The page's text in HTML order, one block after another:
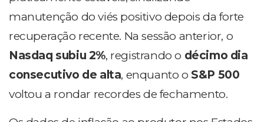
manutenção do viés positivo depois da forte
recuperação recente. Na sessão anterior, o
Nasdaq subiu 2%, registrando o décimo dia
consecutivo de alta, enquanto o S&P 500
voltou a rondar recordes de fechamento.